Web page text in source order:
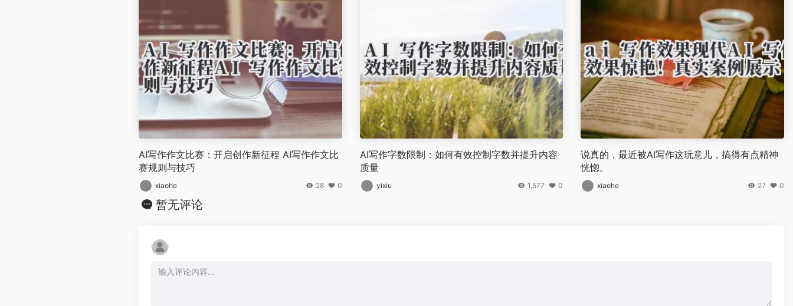
AI写作作文比赛：开启创作新征程 AI写作作文比
赛规则与技巧
xiaohe 28 0
AI写作字数限制：如何有效控制字数并提升内容
质量
yixiu 1,577 0
说真的，最近被AI写作这玩意儿，搞得有点精神
恍惚。
xiaohe 27 0
暂无评论